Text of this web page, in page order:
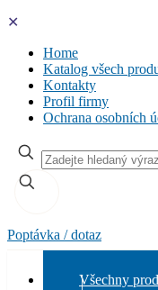
✕
Home
Katalog všech
Kontakty
Profil firmy
Ochrana osobních
Poptávka / dotaz
Všechny